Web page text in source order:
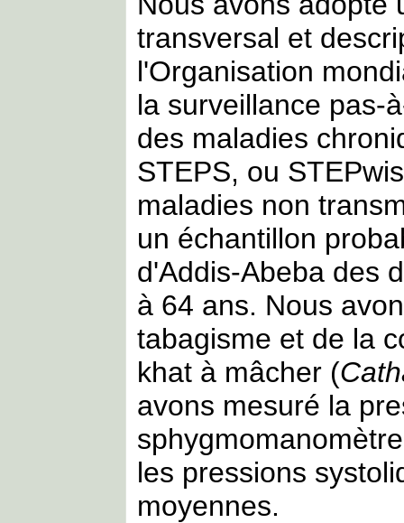
transversal et
l'Organisation
la surveillance pas-
des maladies
STEPS, ou
maladies non
un échantillon
d'Addis-Abeba des
à 64 ans. Nous
tabagisme et de la
khat à mâcher (
avons mesuré la
les pressions
moyennes.